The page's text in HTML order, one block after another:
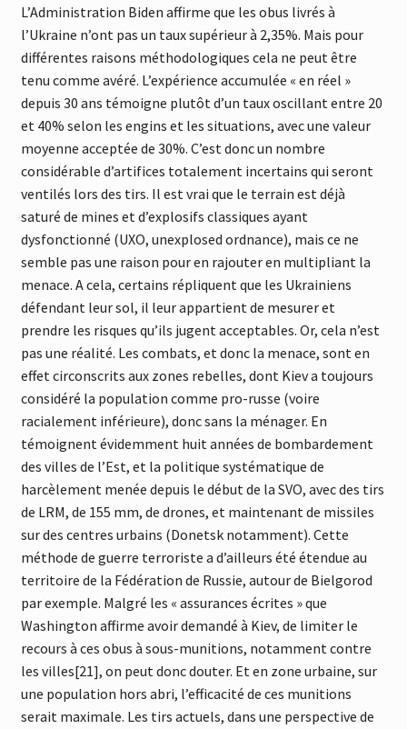
L’Administration Biden affirme que les obus livrés à
l’Ukraine n’ont pas un taux supérieur à 2,35%. Mais pour
différentes raisons méthodologiques cela ne peut être
tenu comme avéré. L’expérience accumulée « en réel »
depuis 30 ans témoigne plutôt d’un taux oscillant entre 20
et 40% selon les engins et les situations, avec une valeur
moyenne acceptée de 30%. C’est donc un nombre
considérable d’artifices totalement incertains qui seront
ventilés lors des tirs. Il est vrai que le terrain est déjà
saturé de mines et d’explosifs classiques ayant
dysfonctionné (UXO, unexplosed ordnance), mais ce ne
semble pas une raison pour en rajouter en multipliant la
menace. A cela, certains répliquent que les Ukrainiens
défendant leur sol, il leur appartient de mesurer et
prendre les risques qu’ils jugent acceptables. Or, cela n’est
pas une réalité. Les combats, et donc la menace, sont en
effet circonscrits aux zones rebelles, dont Kiev a toujours
considéré la population comme pro-russe (voire
racialement inférieure), donc sans la ménager. En
témoignent évidemment huit années de bombardement
des villes de l’Est, et la politique systématique de
harcèlement menée depuis le début de la SVO, avec des tirs
de LRM, de 155 mm, de drones, et maintenant de missiles
sur des centres urbains (Donetsk notamment). Cette
méthode de guerre terroriste a d’ailleurs été étendue au
territoire de la Fédération de Russie, autour de Bielgorod
par exemple. Malgré les « assurances écrites » que
Washington affirme avoir demandé à Kiev, de limiter le
recours à ces obus à sous-munitions, notamment contre
les villes[21], on peut donc douter. Et en zone urbaine, sur
une population hors abri, l’efficacité de ces munitions
serait maximale. Les tirs actuels, dans une perspective de